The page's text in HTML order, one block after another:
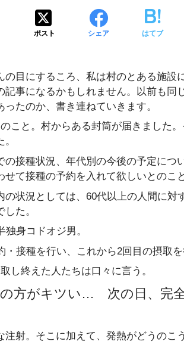
ポスト シェア はてブ
目にするころ、私は村のとある施設
記事になるかもしれません。以前も同
ったのか、書き連ねていきます。
こと。村からある封筒が届きました。
接種状況、年代別の今後の予定につ
せて接種の予約を入れて欲しいとのこ
状況としては、60代以上の人間に対
た。
身コドオジ男。
接種を行い、これから2回目の摂取を
し終えた人たちは口々に言う。
の方がキツい… 次の日、完
射。そこに加えて、発熱がどうのこ